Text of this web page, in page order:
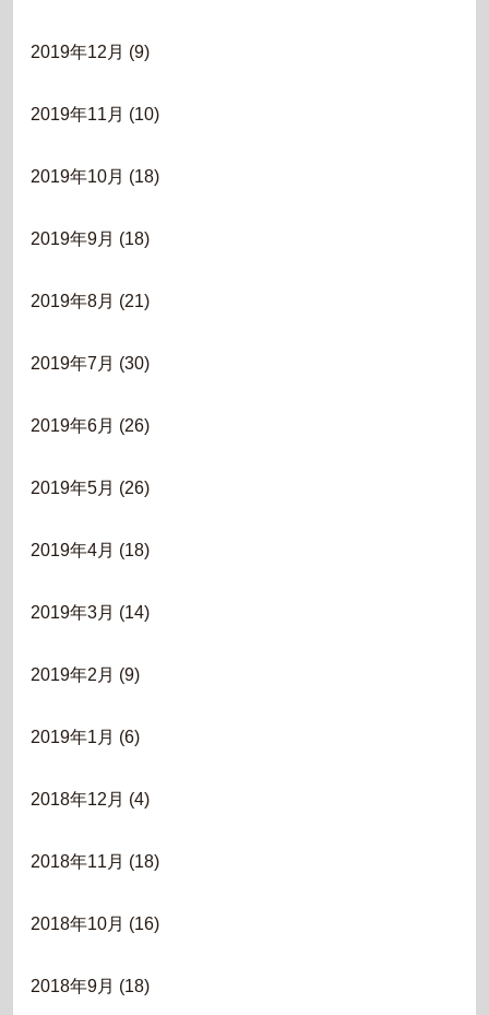
2019年12月 (9)
2019年11月 (10)
2019年10月 (18)
2019年9月 (18)
2019年8月 (21)
2019年7月 (30)
2019年6月 (26)
2019年5月 (26)
2019年4月 (18)
2019年3月 (14)
2019年2月 (9)
2019年1月 (6)
2018年12月 (4)
2018年11月 (18)
2018年10月 (16)
2018年9月 (18)